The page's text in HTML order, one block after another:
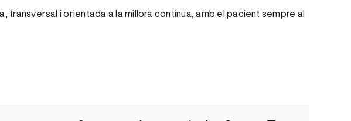
transversal i orientada a la millora contínua, amb el pacient sempre al